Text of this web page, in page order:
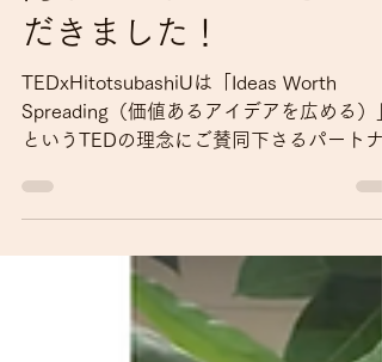
向けてアドバイスもいた
TEDxHitotsubashiUは「Ideas Worth
Spreading（価値あるアイデアを広める）
さっているCore...